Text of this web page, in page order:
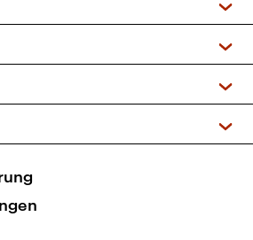
Podcasts
Kinderprogramm
+ DAB+)